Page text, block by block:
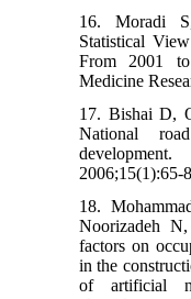
16. Moradi
Statistical
From 2001
Medicine
17. Bishai D,
National
2006;15(1):65-
18.
Noorizadeh
factors on
in the
of artificial